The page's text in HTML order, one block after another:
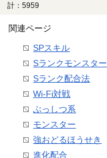
計：5959
関連ページ
SPスキル
Sランクモンスター
Sランク配合法
Wi-Fi対戦
ぶっしつ系
モンスター
強おどるほうせき
進化配合